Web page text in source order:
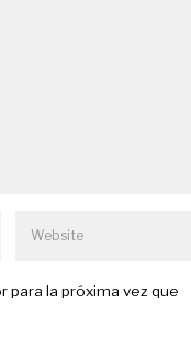
la próxima vez que